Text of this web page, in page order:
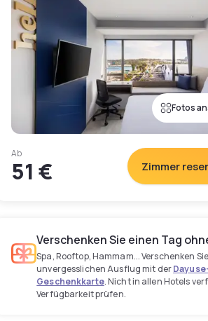
Fotos
Ab
51 € Zimmer
Verschenken Sie einen Tag
Spa, Rooftop, Hammam... Verschenken
unvergesslichen Ausflug mit der
Geschenkkarte. Nicht in allen Hotels
Verfügbarkeit prüfen.